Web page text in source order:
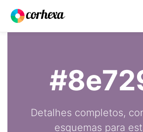
Detalhes completos,
esquemas para